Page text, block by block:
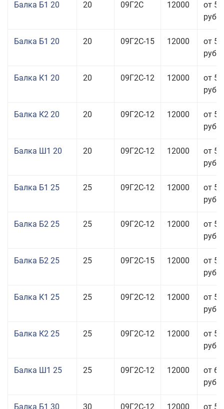
Балка Б1 20 20 09Г2С 12000
от
руб.
Балка Б1 20 20 09Г2С-15 12000
от
руб.
Балка К1 20 20 09Г2С-12 12000
от
руб.
Балка К2 20 20 09Г2С-12 12000
от
руб.
Балка Ш1 20 20 09Г2С-12 12000
от
руб.
Балка Б1 25 25 09Г2С-12 12000
от
руб.
Балка Б2 25 25 09Г2С-12 12000
от
руб.
Балка Б2 25 25 09Г2С-15 12000
от
руб.
Балка К1 25 25 09Г2С-12 12000
от
руб.
Балка К2 25 25 09Г2С-12 12000
от
руб.
Балка Ш1 25 25 09Г2С-12 12000
от
руб.
Балка Б1 30 30 09Г2С-12 12000 от